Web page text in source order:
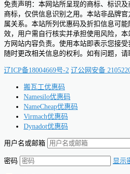
免责声明：本网站所呈现的商标、标识
商标，仅供信息识别之用。本站非品牌
属关系。本站所列优惠码及折扣信息可
效，用户需自行核实并承担使用风险，
方网站内容负责。使用本站即表示您接
随时更改相关信息的权利。如有问题，请
辽ICP备18004669号-2 辽公网安备
搬瓦工优惠码
Namesilo优惠码
NameCheap优惠码
Virmach优惠码
Dynadot优惠码
用户名或邮箱
密码 显示